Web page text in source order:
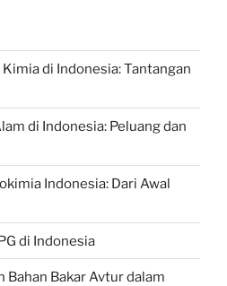
di Indonesia: Tantangan
di Indonesia: Peluang dan
Indonesia: Dari Awal
di Indonesia
Bahan Bakar Avtur dalam